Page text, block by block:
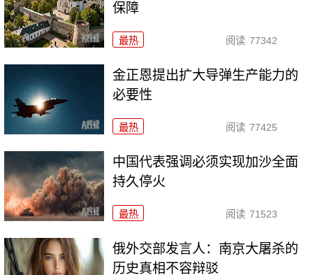
保障
最热 阅读 77342
金正恩提出扩大导弹生产能力的
必要性
最热 阅读 77425
中国代表强调必须实现加沙全面
持久停火
最热 阅读 71523
俄外交部发言人：南京大屠杀的
历史真相不容辩驳